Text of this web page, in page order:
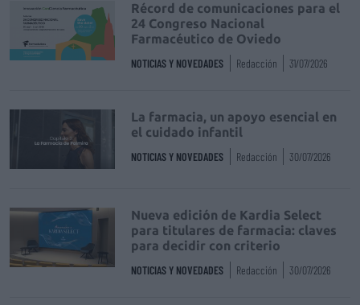
Récord de comunicaciones para el
24 Congreso Nacional
Farmacéutico de Oviedo
NOTICIAS Y NOVEDADES Redacción 31/07/2026
La farmacia, un apoyo esencial en
el cuidado infantil
NOTICIAS Y NOVEDADES Redacción 30/07/2026
Nueva edición de Kardia Select
para titulares de farmacia: claves
para decidir con criterio
NOTICIAS Y NOVEDADES Redacción 30/07/2026